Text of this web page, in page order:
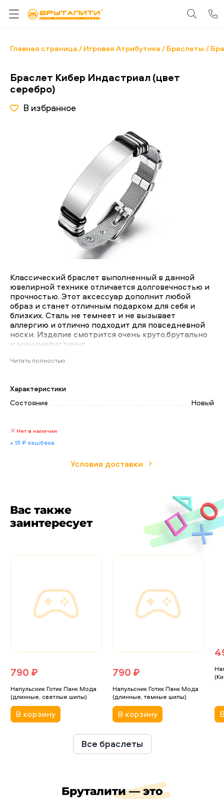
Главная страница Игровая Атрибутика Браслеты
Браслет Кибер Индастриал (цвет
серебро)
В избранное
Классический браслет выполненный в данной
ювелирной технике отличается долговечностью и
прочностью. Этот аксессуар дополнит любой
образ и станет отличным подарком для себя и
близких. Сталь не темнеет и не вызывает
аллергию и отлично подходит для повседневной
носки. Изделие смотрится очень круто,брутально
и минималистично.
Читать полностью
Характеристики
Состояние
Новый
+ 15 ₽ кэшбека
Нет в наличии
Условия доставки
Вас также
заинтересует
790 ₽
Напульсник Готик Панк Мода
(длинные, светлые шипы)
В корзину
790 ₽
Напульсник Готик Панк Мода
(длинные, темные шипы)
В корзину
Все браслеты
Бруталити — это